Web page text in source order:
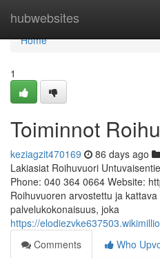
hubwebsites
Home
Home
1
Toiminnot
keziagzit470169 86 days ago
Lakiasiat Roihuvuori
Phone: 040 364 0664 Website:
Roihuvuoren arvostettu ja
palvelukokonaisuus, joka
https://
Comments
Who